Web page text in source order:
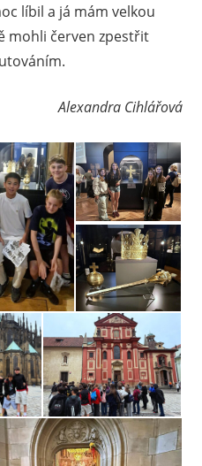
líbil a já mám velkou
mohli červen zpestřit
Alexandra Cihlářová